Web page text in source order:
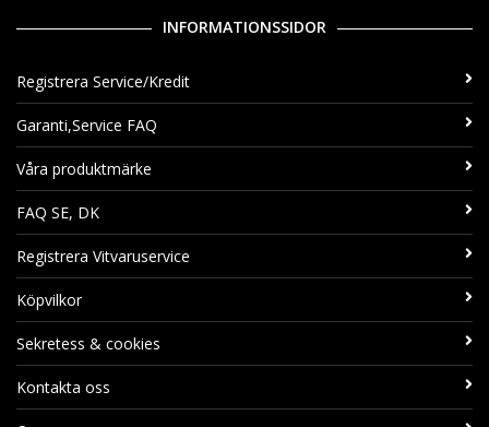
INFORMATIONSSIDOR
Registrera Service/Kredit
Garanti,Service FAQ
Våra produktmärke
FAQ SE, DK
Registrera Vitvaruservice
Köpvilkor
Sekretess & cookies
Kontakta oss